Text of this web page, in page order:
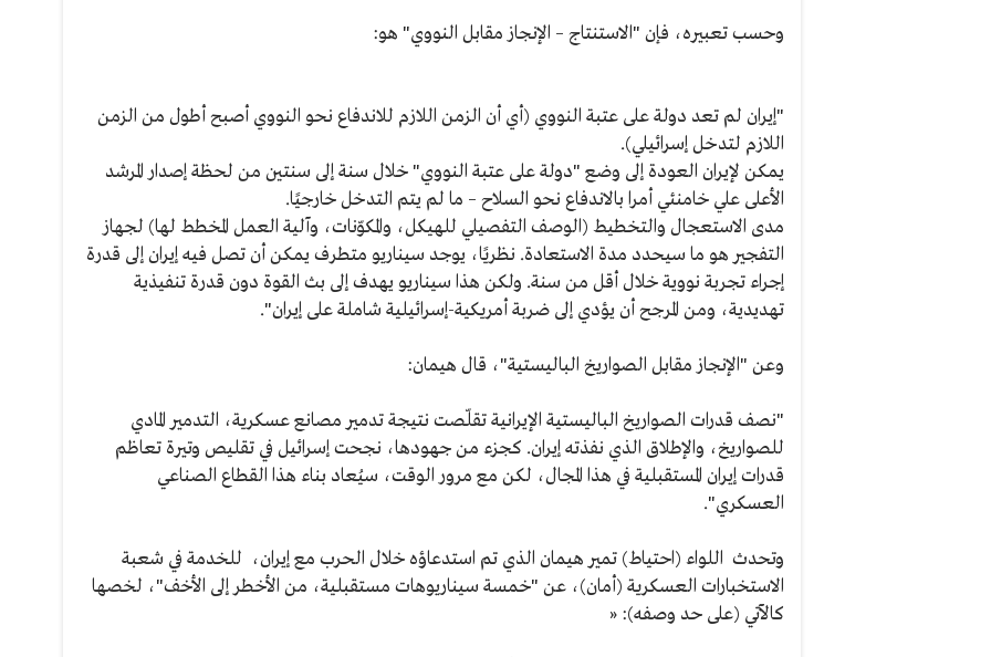
وحسب تعبيره، فإن "الاستنتاج – الإنجاز مقابل النووي" هو:
"إيران لم تعد دولة على عتبة النووي (أي أن الزمن اللازم للاندفاع نحو النووي أصبح أطول من الزمن
اللازم لتدخل إسرائيلي).
يمكن لإيران العودة إلى وضع "دولة على عتبة النووي" خلال سنة إلى سنتين من لحظة إصدار المرشد
الأعلى علي خامنئي أمرا بالاندفاع نحو السلاح – ما لم يتم التدخل خارجيًا.
مدى الاستعجال والتخطيط (الوصف التفصيلي للهيكل، والمكوّنات، وآلية العمل المخطط لها) لجهاز
التفجير هو ما سيحدد مدة الاستعادة. نظريًا، يوجد سيناريو متطرف يمكن أن تصل فيه إيران إلى قدرة
إجراء تجربة نووية خلال أقل من سنة. ولكن هذا سيناريو يهدف إلى بث القوة دون قدرة تنفيذية
تهديدية، ومن المرجح أن يؤدي إلى ضربة أمريكية-إسرائيلية شاملة على إيران".
وعن "الإنجاز مقابل الصواريخ الباليستية"، قال هيمان:
"نصف قدرات الصواريخ الباليستية الإيرانية تقلّصت نتيجة تدمير مصانع عسكرية، التدمير المادي
للصواريخ، والإطلاق الذي نفذته إيران. كجزء من جهودها، نجحت إسرائيل في تقليص وتيرة تعاظم
قدرات إيران المستقبلية في هذا المجال، لكن مع مرور الوقت، سيُعاد بناء هذا القطاع الصناعي
العسكري".
وتحدث اللواء (احتياط) تمير هيمان الذي تم استدعاؤه خلال الحرب مع إيران، للخدمة في شعبة
الاستخبارات العسكرية (أمان)، عن "خمسة سيناريوهات مستقبلية، من الأخطر إلى الأخف"، لخصها
كالآتي (على حد وصفه): «